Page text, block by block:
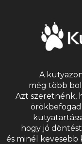
A
még több
Azt szeretnénk,
hogy jó
és minél